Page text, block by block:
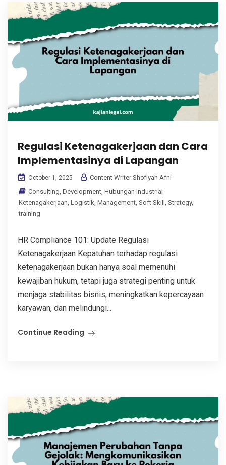
Regulasi Ketenagakerjaan dan Cara
Implementasinya di Lapangan
October 1, 2025
Content Writer Shofiyah Afni
Consulting, Development, Hubungan Industrial
Ketenagakerjaan, Logistik, Management, Soft Skill , Strategy,
training
HR Compliance 101: Update Regulasi
Ketenagakerjaan Kepatuhan terhadap regulasi
ketenagakerjaan bukan hanya soal memenuhi
kewajiban hukum, tetapi juga strategi penting untuk
menjaga stabilitas bisnis, meningkatkan kepercayaan
karyawan, dan melindungi...
Continue Reading